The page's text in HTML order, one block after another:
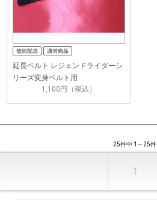
延長ベルト レジェンドライダーシ
リーズ変身ベルト用
1,100円（税込）
25件中 1～25件
1